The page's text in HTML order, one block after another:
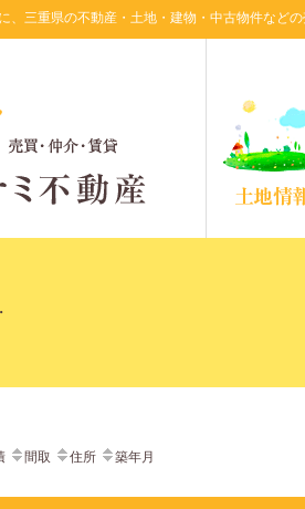
、三重県の不動産・土地・建物・中古物件など
・
間取 住所 築年月